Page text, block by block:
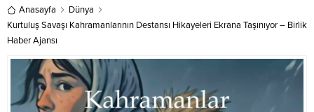
Anasayfa
Dünya
Kurtuluş Savaşı Kahramanlarının Destansı Hikayeleri Ekrana Taşınıyor – Birlik
Haber Ajansı